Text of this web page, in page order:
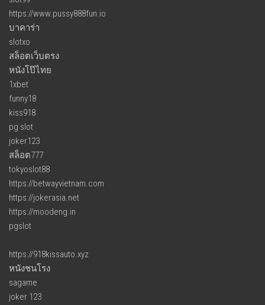
https://www.pussy888fun.io
บาคาร่า
slotxo
สล็อตเว็บตรง
หนังโป๊ไทย
1xbet
funny18
kiss918
pg slot
joker123
สล็อต777
tokyoslot88
https://betwayvietnam.com
https://jokerasia.net
https://moodeng.in
pgslot
https://918kissauto.xyz
หนังชนโรง
sagame
joker 123